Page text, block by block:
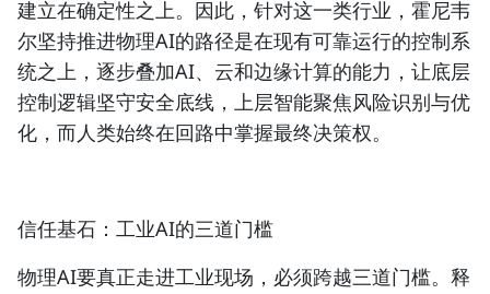
建立在确定性之上。因此，针对这一类行业，霍尼韦
尔坚持推进物理AI的路径是在现有可靠运行的控制系
统之上，逐步叠加AI、云和边缘计算的能力，让底层
控制逻辑坚守安全底线，上层智能聚焦风险识别与优
化，而人类始终在回路中掌握最终决策权。
信任基石：工业AI的三道门槛
物理AI要真正走进工业现场，必须跨越三道门槛。释